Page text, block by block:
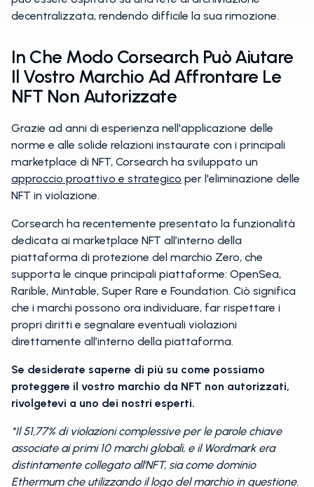
decentralizzata, rendendo difficile la sua rimozione.
In Che Modo Corsearch Può Aiutare
Il Vostro Marchio Ad Affrontare Le
NFT Non Autorizzate
Grazie ad anni di esperienza nell'applicazione delle
norme e alle solide relazioni instaurate con i principali
marketplace di NFT, Corsearch ha sviluppato un
approccio proattivo e strategico per l'eliminazione delle
NFT in violazione.
Corsearch ha recentemente presentato la funzionalità
dedicata ai marketplace NFT all’interno della
piattaforma di protezione del marchio Zero, che
supporta le cinque principali piattaforme: OpenSea,
Rarible, Mintable, Super Rare e Foundation. Ciò significa
che i marchi possono ora individuare, far rispettare i
propri diritti e segnalare eventuali violazioni
direttamente all’interno della piattaforma.
Se desiderate saperne di più su come possiamo
proteggere il vostro marchio da NFT non autorizzati,
rivolgetevi a uno dei nostri esperti.
*Il 51,77% di violazioni complessive per le parole chiave
associate ai primi 10 marchi globali, e il Wordmark era
distintamente collegato all'NFT, sia come dominio
Ethermum che utilizzando il logo del marchio in questione.